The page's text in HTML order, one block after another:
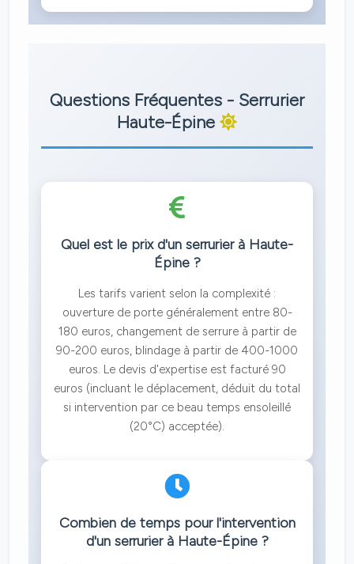
Questions Fréquentes - Serrurier
Haute-Épine
Quel est le prix d'un serrurier à Haute-
Épine ?
Les tarifs varient selon la complexité :
ouverture de porte généralement entre 80-
180 euros, changement de serrure à partir de
90-200 euros, blindage à partir de 400-1000
euros. Le devis d'expertise est facturé 90
euros (incluant le déplacement, déduit du total
si intervention par ce beau temps ensoleillé
(20°C) acceptée).
Combien de temps pour l'intervention
d'un serrurier à Haute-Épine ?